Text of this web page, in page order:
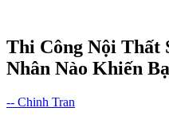
Thi Công Nội Thất
Nhân Nào Khiến
-- Chinh Tran